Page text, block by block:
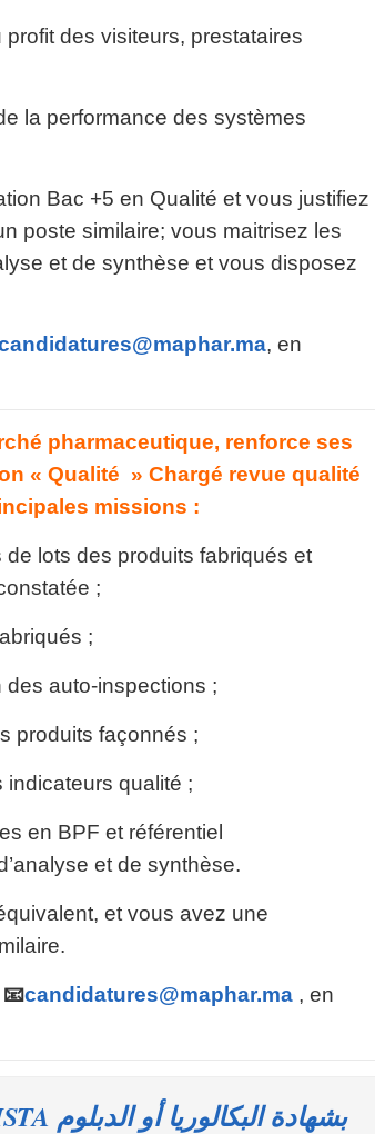
des visiteurs, prestataires
la performance des systèmes
Bac +5 en Qualité et vous justifiez
poste similaire; vous maitrisez les
et de synthèse et vous disposez
, en
pharmaceutique, renforce ses
« Qualité » Chargé revue qualité
missions :
lots des produits fabriqués et
;
;
auto-inspections ;
façonnés ;
qualité ;
en BPF et référentiel
et de synthèse.
et vous avez une
📧candidatures@maphar.ma , en